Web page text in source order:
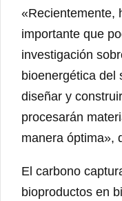
«Recientemente,
importante que
investigación
bioenergética del
diseñar y
procesarán
manera óptima»,
El carbono
bioproductos en